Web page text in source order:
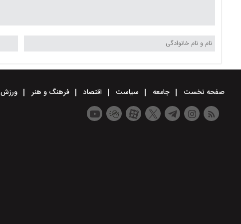
صفحه نخست جامعه سیاست اقتصاد فرهنگ و هنر ورزش